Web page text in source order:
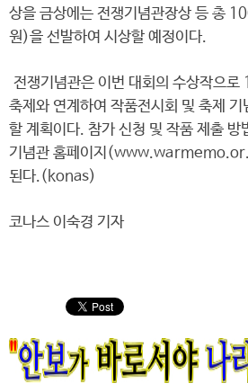
상을 금상에는 전쟁기념관장상 등 총
원)을 선발하여 시상할 예정이다.
전쟁기념관은 이번 대회의 수상작으로
축제와 연계하여 작품전시회 및 축제
할 계획이다. 참가 신청 및 작품 제출 방
기념관 홈페이지
된다.(konas)
코나스 이숙경 기자